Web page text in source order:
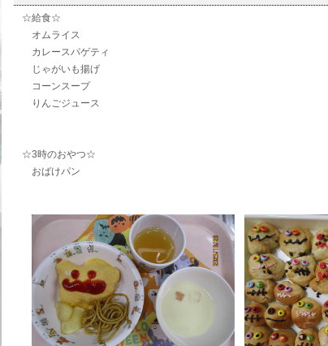
☆給食☆
オムライス
カレースパゲティ
じゃがいも揚げ
コーンスープ
りんごジュース
☆3時のおやつ☆
おばけパン